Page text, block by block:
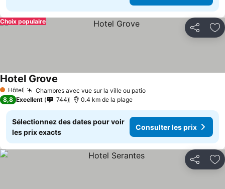
Partager
Choix populaire
1 Étoiles
Hôtel Chambres avec vue sur la ville ou patioConsulter les prix
Hotel Grove
8,8 Excellent 744 0.4 km de la plage
Sélectionnez des dates pour voir
les prix exacts
Consulter les prix
Partager